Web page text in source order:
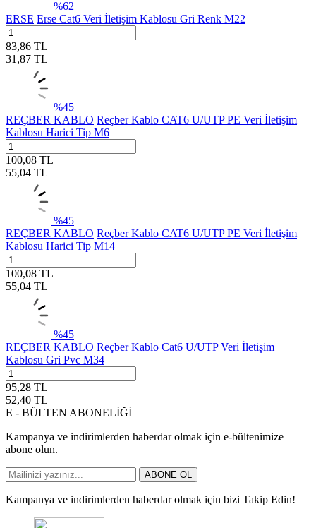
%62
ERSE Erse Cat6 Veri İletişim Kablosu Gri Renk M22
83,86 TL
31,87 TL
%45
REÇBER KABLO Reçber Kablo CAT6 U/UTP PE Veri İletişim
Kablosu Harici Tip M6
100,08 TL
55,04 TL
%45
REÇBER KABLO Reçber Kablo CAT6 U/UTP PE Veri İletişim
Kablosu Harici Tip M14
100,08 TL
55,04 TL
%45
REÇBER KABLO Reçber Kablo Cat6 U/UTP Veri İletişim
Kablosu Gri Pvc M34
95,28 TL
52,40 TL
E - BÜLTEN ABONELİĞİ
Kampanya ve indirimlerden haberdar olmak için e-bültenimize
abone olun.
ABONE OL
Kampanya ve indirimlerden haberdar olmak için bizi Takip Edin!